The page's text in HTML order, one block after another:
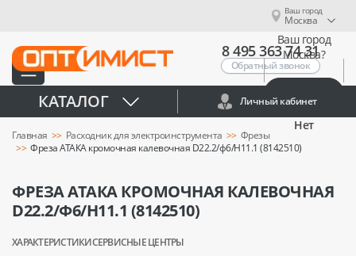
Ваш город
Москва
Ваш город
Москва?
Нет
8 495 363 74 31
Обратный звонок
КАТАЛОГ Личный кабинет
Главная Расходник для электроинструмента
Фрезы
Фреза АТАКА кромочная калевочная D22.2/ф6/H11.1 (8142510)
ФРЕЗА АТАКА КРОМОЧНАЯ КАЛЕВОЧНАЯ
D22.2/Ф6/H11.1 (8142510)
ХАРАКТЕРИСТИКИСЕРВИСНЫЕ ЦЕНТРЫ